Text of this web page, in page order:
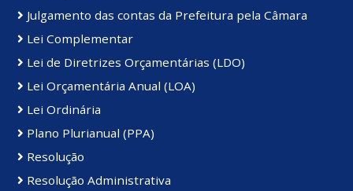
Julgamento das contas da Prefeitura pela Câmara
Lei Complementar
Lei de Diretrizes Orçamentárias (LDO)
Lei Orçamentária Anual (LOA)
Lei Ordinária
Plano Plurianual (PPA)
Resolução
Resolução Administrativa